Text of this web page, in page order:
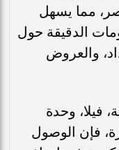
مما يسهل
الدقيقة حول
والعروض
وحدة
فإن الوصول